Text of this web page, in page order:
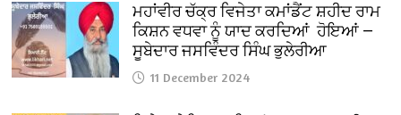
ਮਹਾਂਵੀਰ ਚੱਕ੍ਰ ਵਿਜੇਤਾ ਕਮਾਂਡੈਂਟ ਸ਼ਹੀਦ ਰਾਮ
ਕਿਸ਼ਨ ਵਧਵਾ ਨੂੰ ਯਾਦ ਕਰਦਿਆਂ ਹੋਇਆਂ —
ਸੂਬੇਦਾਰ ਜਸਵਿੰਦਰ ਸਿੰਘ ਭੁਲੇਰੀਆ
11 December 2024